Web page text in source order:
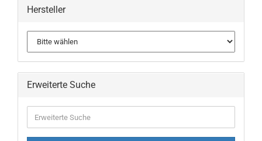
Hersteller
Erweiterte Suche
Suche